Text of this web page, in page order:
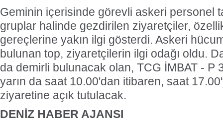
Geminin içerisinde görevli askeri personel
gruplar halinde gezdirilen ziyaretçiler,
gereçlerine yakın ilgi gösterdi. Askeri
bulunan top, ziyaretçilerin ilgi odağı oldu.
da demirli bulunacak olan, TCG İMBAT - P
yarın da saat 10.00'dan itibaren, saat
ziyaretine açık tutulacak.
DENİZ HABER AJANSI